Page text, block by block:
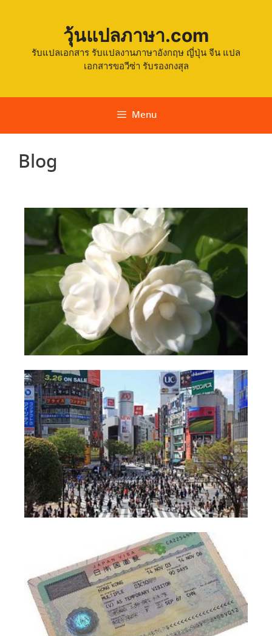
วุ้นแปลภาษา.com
รับแปลเอกสาร รับแปลงานภาษาอังกฤษ ญี่ปุ่น จีน แปล
เอกสารขอวีซ่า รับรองกงสุล
Menu
Blog